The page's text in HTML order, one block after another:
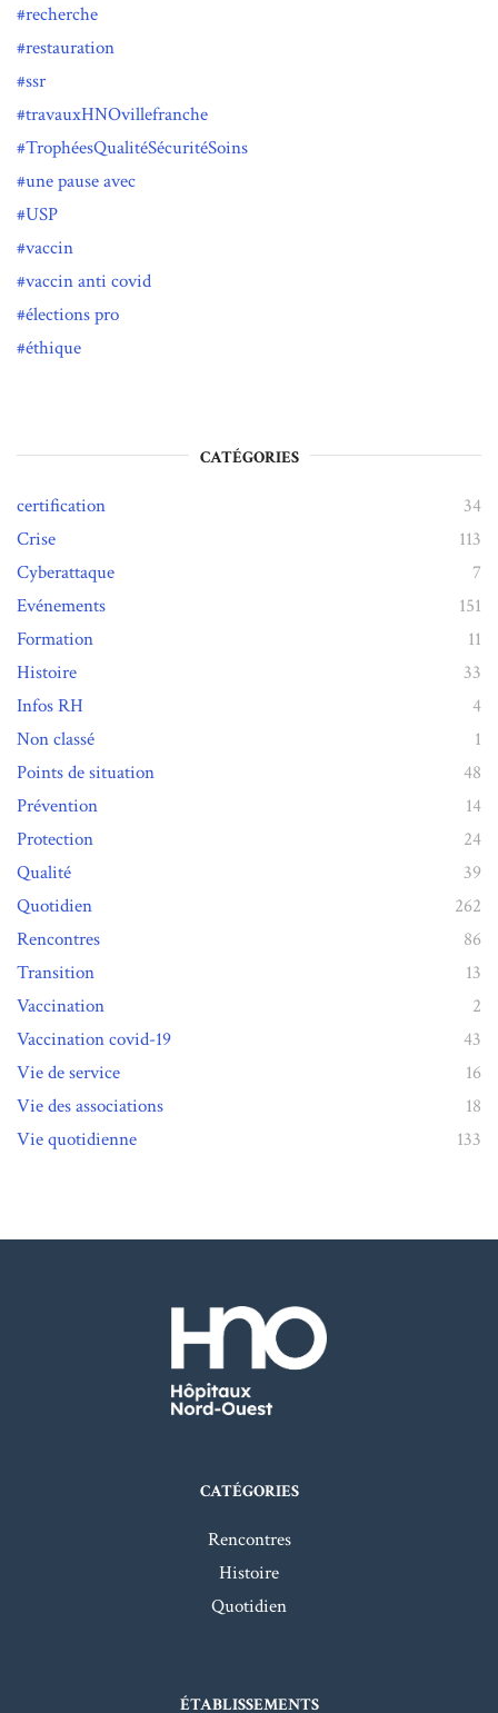
recherche
restauration
ssr
travauxHNOvillefranche
TrophéesQualitéSécuritéSoins
une pause avec
USP
vaccin
vaccin anti covid
élections pro
éthique
CATÉGORIES
certification
34
Crise
113
Cyberattaque
7
Evénements
151
Formation
11
Histoire
33
Infos RH
4
Non classé
1
Points de situation
48
Prévention
14
Protection
24
Qualité
39
Quotidien
262
Rencontres
86
Transition
13
Vaccination
2
Vaccination covid-19
43
Vie de service
16
Vie des associations
18
Vie quotidienne
133
CATÉGORIES
Rencontres
Histoire
Quotidien
ÉTABLISSEMENTS